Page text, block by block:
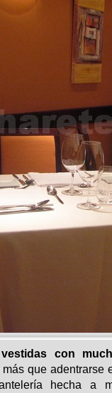
con
más que adentrarse
hecha a